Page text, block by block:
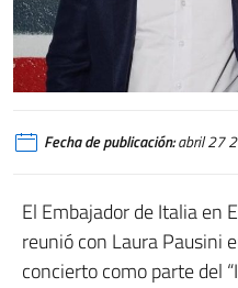
Fecha de publicación:abril 27
El Embajador de Italia en
reunió con Laura Pausini
concierto como parte del